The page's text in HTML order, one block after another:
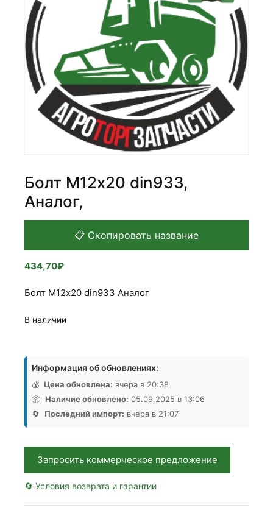
Болт М12х20 din933,
Аналог,
📋 Скопировать название
434,70₽
Болт М12х20 din933 Аналог
В наличии
товара
Болт
М12х20
din933,
Аналог,
Информация об обновлениях:
💰 Цена обновлена: вчера в 20:38
📦 Наличие обновлено: 05.09.2025 в 13:06
🔄
Последний импорт: вчера в 21:07
Запросить коммерческое предложение
🔄 Условия возврата и гарантии